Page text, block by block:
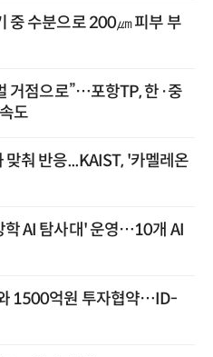
중 수분으로 200㎛ 피부 부
거점으로”…포항TP, 한·중
도
맞춰 반응...KAIST, '카멜레온
학 AI 탐사대' 운영…10개 AI
1500억원 투자협약…ID-